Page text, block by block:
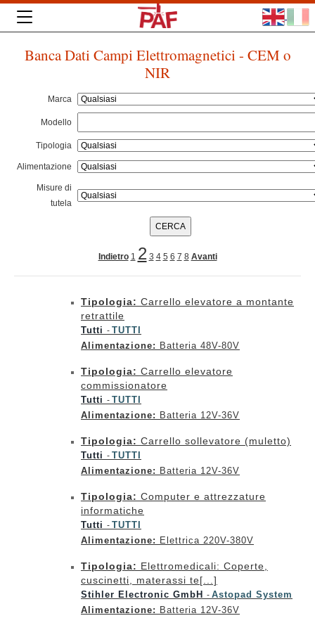
Banca Dati Campi Elettromagnetici - CEM o
NIR
Marca
Modello
Tipologia
Alimentazione
Misure di
tutela
Indietro 1 2 3 4 5 6 7 8 Avanti
Tipologia: Carrello elevatore a montante
retrattile
Tutti - TUTTI
Alimentazione: Batteria 48V-80V
Tipologia: Carrello elevatore
commissionatore
Tutti - TUTTI
Alimentazione: Batteria 12V-36V
Tipologia: Carrello sollevatore (muletto)
Tutti - TUTTI
Alimentazione: Batteria 12V-36V
Tipologia: Computer e attrezzature
informatiche
Tutti - TUTTI
Alimentazione: Elettrica 220V-380V
Tipologia: Elettromedicali: Coperte,
cuscinetti, materassi te[...]
Stihler Electronic GmbH - Astopad System
Alimentazione: Batteria 12V-36V